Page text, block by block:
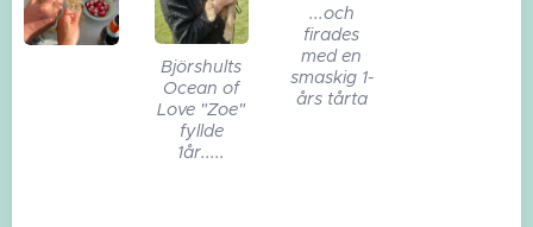
Björshults
Ocean of
Love "Zoe"
fyllde
1år.....
...och
firades
med en
smaskig 1-
års tårta